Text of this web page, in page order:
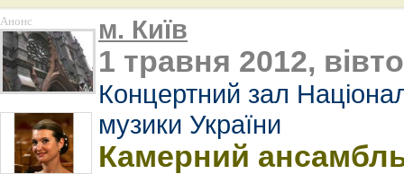
Анонс м. Київ
1 травня 2012,
Концертний зал
музики України
Камерний